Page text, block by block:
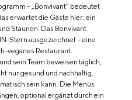
– „Bonvivant“ bedeutet
erwartet die Gäste hier: ein
Staunen. Das Bonvivant
Stern ausgezeichnet – eine
veganes Restaurant.
sein Team beweisen täglich,
nur gesund und nachhaltig,
sein kann. Die Menüs
optional ergänzt durch ein